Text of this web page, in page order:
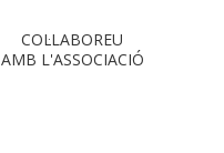
COL·LABOREU
AMB L'ASSOCIACIÓ